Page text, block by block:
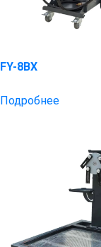
FY-8BX
Подробнее